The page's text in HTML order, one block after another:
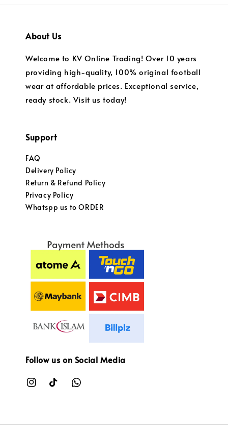
About Us
Welcome to KV Online Trading! Over 10 years
providing high-quality, 100% original football
wear at affordable prices. Exceptional service,
ready stock. Visit us today!
Support
FAQ
Delivery Policy
Return & Refund Policy
Privacy Policy
Whatspp us to ORDER
Follow us on Social Media